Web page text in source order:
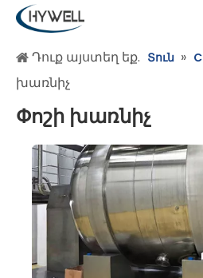
Դուք այստեղ եք. Տուն »
խառնիչ
Փոշի խառնիչ